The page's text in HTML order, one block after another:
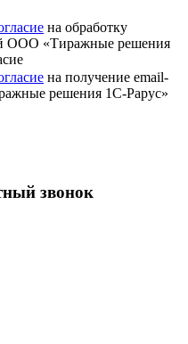
на обработку
ООО «Тиражные решения
на получение email-
решения 1С-Рарус»
звонок